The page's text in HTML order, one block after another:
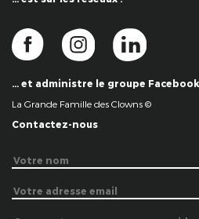
… et administre le groupe
La Grande Famille des Clowns ©
Contactez-nous